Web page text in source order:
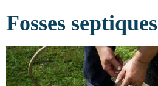
Fosses septiques